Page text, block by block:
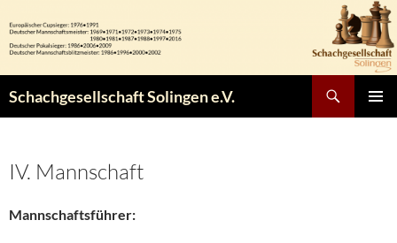
Inhalt
springen
Schachgesellschaft Solingen e.V.
IV. Mannschaft
Mannschaftsführer: